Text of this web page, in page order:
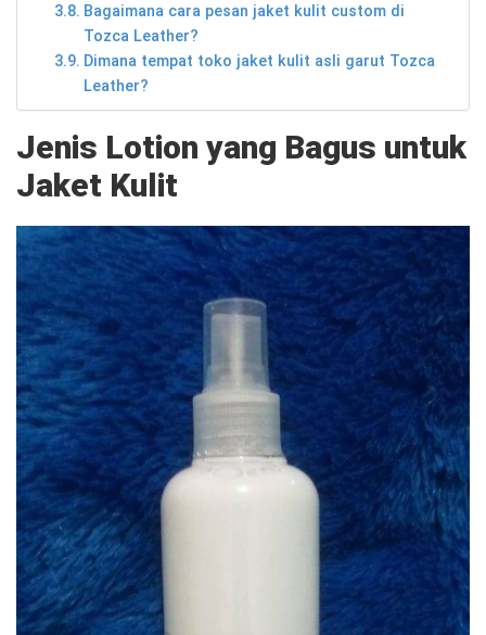
Bagaimana cara pesan jaket kulit custom di
Tozca Leather?
Dimana tempat toko jaket kulit asli garut Tozca
Leather?
Jenis Lotion yang Bagus untuk
Jaket Kulit